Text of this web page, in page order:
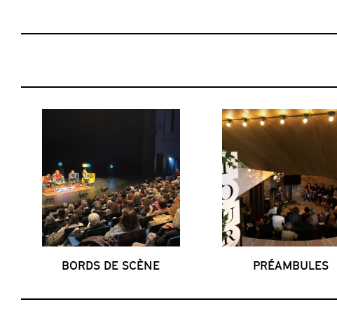
BORDS DE SCÈNE PRÉAMBULES